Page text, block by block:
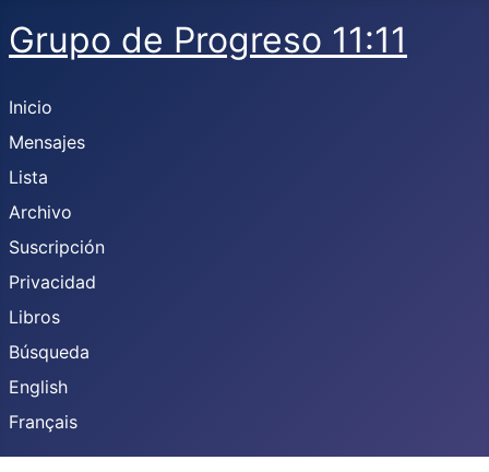
Grupo de Progreso 11:11
Inicio
Mensajes
Lista
Archivo
Suscripción
Privacidad
Libros
Búsqueda
English
Français